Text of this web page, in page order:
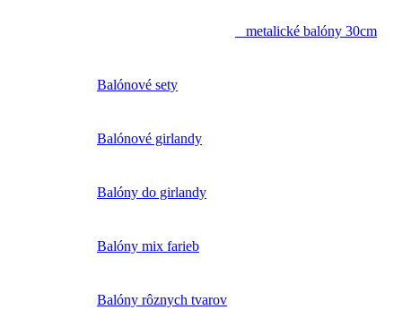
metalické balóny 30cm
Balónové sety
Balónové girlandy
Balóny do girlandy
Balóny mix farieb
Balóny rôznych tvarov